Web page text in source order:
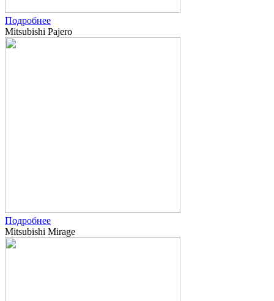
Подробнее
Mitsubishi Pajero
Подробнее
Mitsubishi Mirage